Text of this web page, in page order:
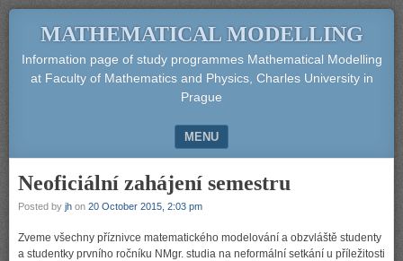
MATHEMATICAL MODELLING
Information page of study programmes Mathematical Modelling
at Faculty of Mathematics and Physics, Charles University in
Prague
MENU
Neoficiální zahájení semestru
Posted by jh on 20 October 2015, 2:03 pm
Zveme všechny příznivce matematického modelování a obzvláště studenty
a studentky prvního ročníku NMgr. studia na neformální setkání u příležitosti